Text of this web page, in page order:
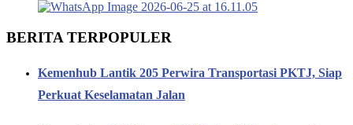
BERITA TERPOPULER
Kemenhub Lantik 205 Perwira Transportasi PKTJ, Siap
Perkuat Keselamatan Jalan